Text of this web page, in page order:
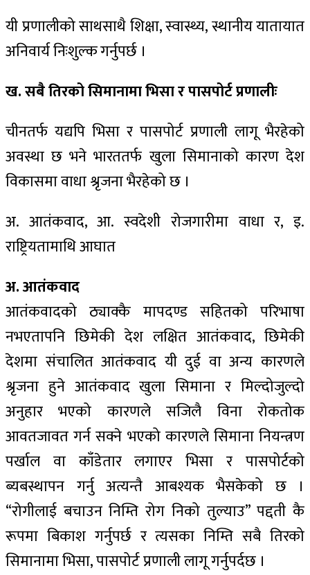
यी प्रणालीको साथसाथै शिक्षा, स्वास्थ्य, स्थानीय यातायात
अनिवार्य निःशुल्क गर्नुपर्छ ।
ख. सबै तिरको सिमानामा भिसा र पासपोर्ट प्रणालीः
चीनतर्फ यद्यपि भिसा र पासपोर्ट प्रणाली लागू भैरहेको
अवस्था छ भने भारततर्फ खुला सिमानाको कारण देश
विकासमा वाधा श्रृजना भैरहेको छ ।
अ. आतंकवाद, आ. स्वदेशी रोजगारीमा वाधा र, इ.
राष्ट्रियतामाथि आघात
अ. आतंकवाद
आतंकवादको ठ्याक्कै मापदण्ड सहितको परिभाषा
नभएतापनि छिमेकी देश लक्षित आतंकवाद, छिमेकी
देशमा संचालित आतंकवाद यी दुई वा अन्य कारणले
श्रृजना हुने आतंकवाद खुला सिमाना र मिल्दोजुल्दो
अनुहार भएको कारणले सजिलै विना रोकतोक
आवतजावत गर्न सक्ने भएको कारणले सिमाना नियन्त्रण
पर्खाल वा काँडेतार लगाएर भिसा र पासपोर्टको
ब्यबस्थापन गर्नु अत्यन्तै आबश्यक भैसकेको छ ।
“रोगीलाई बचाउन निम्ति रोग निको तुल्याउ” पद्दती कै
रूपमा बिकाश गर्नुपर्छ र त्यसका निम्ति सबै तिरको
सिमानामा भिसा, पासपोर्ट प्रणाली लागू गर्नुपर्दछ ।